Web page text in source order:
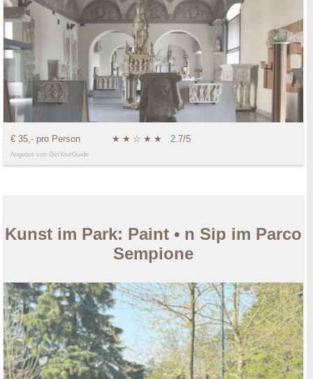
€ 35,- pro Person ★ ★ ☆ ★ ★ 2.7/5
Angebot von GetYourGuide
Kunst im Park: Paint • n Sip im Parco
Sempione